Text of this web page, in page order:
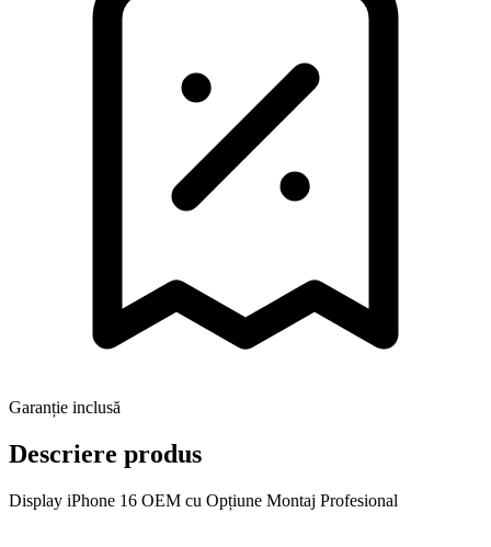
Garanție inclusă
Descriere produs
Display iPhone 16 OEM cu Opțiune Montaj Profesional